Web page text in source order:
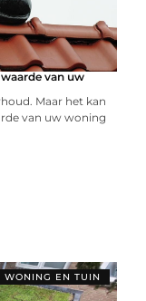
van uw
Maar het kan
van uw woning
WONING EN TUIN